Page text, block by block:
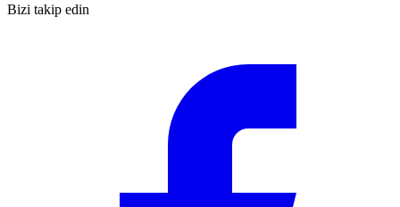
Bizi takip edin